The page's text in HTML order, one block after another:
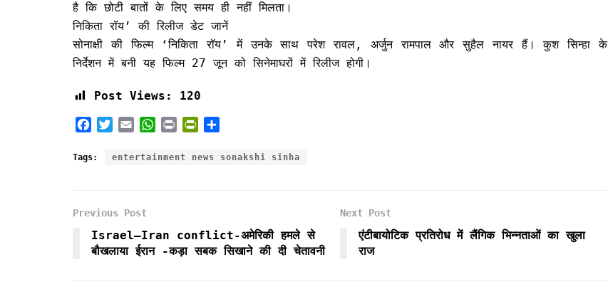
है कि छोटी बातों के लिए समय ही नहीं मिलता।
निकिता रॉय’ की रिलीज डेट जानें
सोनाक्षी की फिल्म ‘निकिता रॉय’ में उनके साथ परेश रावल, अर्जुन रामपाल और सुहैल नायर हैं। कुश सिन्हा के
निर्देशन में बनी यह फिल्म 27 जून को सिनेमाघरों में रिलीज होगी।
Post Views: 120
c
o
k
i
r
a
a
p
i
i
i
e
a
Tags: entertainment news sonakshi sinha
Previous Post
Israel–Iran conflict-अमेरिकी हमले से
बौखलाया ईरान -कड़ा सबक सिखाने की दी चेतावनी
Next Post
एंटीबायोटिक प्रतिरोध में लैंगिक भिन्नताओं का खुला
राज